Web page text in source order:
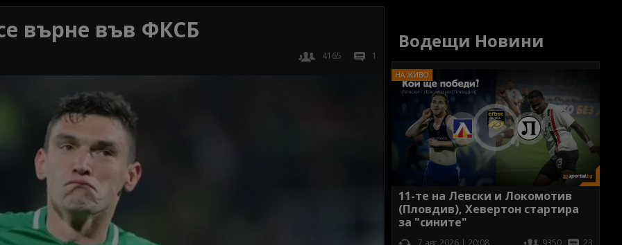
върне във ФКСБ
4165 1
Водещи Новини
11-те на Левски и Локомотив
(Пловдив), Хевертон стартира
за "сините"
7 авг 2026 | 20:08 9350 23